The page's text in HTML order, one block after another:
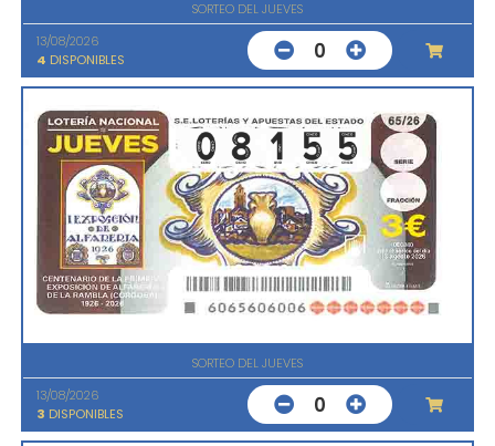
SORTEO DEL JUEVES
13/08/2026
4 DISPONIBLES 0
SORTEO DEL JUEVES
13/08/2026
3 DISPONIBLES 0